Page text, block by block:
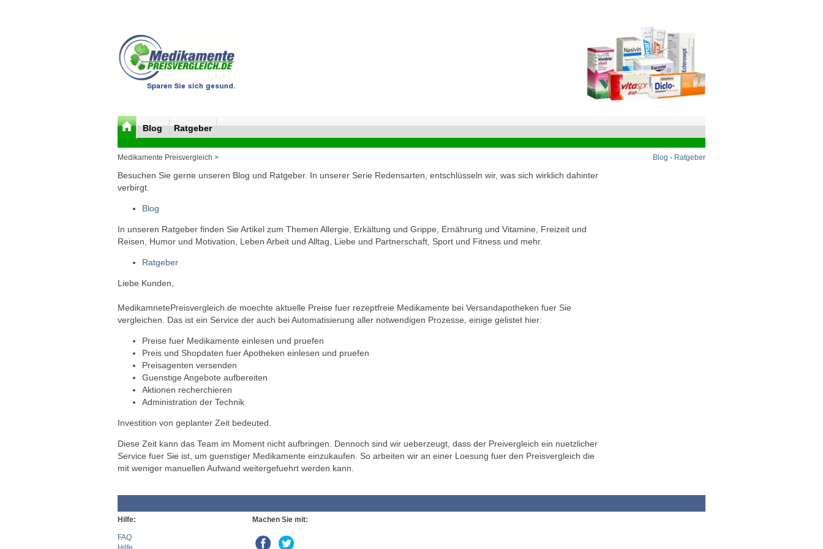
Blog Ratgeber
Medikamente Preisvergleich > Blog - Ratgeber
Besuchen Sie gerne unseren Blog und Ratgeber. In unserer Serie Redensarten, entschlüsseln wir, was sich wirklich dahinter
verbirgt.
Blog
In unseren Ratgeber finden Sie Artikel zum Themen Allergie, Erkältung und Grippe, Ernährung und Vitamine, Freizeit und
Reisen, Humor und Motivation, Leben Arbeit und Alltag, Liebe und Partnerschaft, Sport und Fitness und mehr.
Ratgeber
Liebe Kunden,
MedikamnetePreisvergleich.de moechte aktuelle Preise fuer rezeptfreie Medikamente bei Versandapotheken fuer Sie
vergleichen. Das ist ein Service der auch bei Automatisierung aller notwendigen Prozesse, einige gelistet hier:
Preise fuer Medikamente einlesen und pruefen
Preis und Shopdaten fuer Apotheken einlesen und pruefen
Preisagenten versenden
Guenstige Angebote aufbereiten
Aktionen recherchieren
Administration der Technik
Investition von geplanter Zeit bedeuted.
Diese Zeit kann das Team im Moment nicht aufbringen. Dennoch sind wir ueberzeugt, dass der Preivergleich ein nuetzlicher
Service fuer Sie ist, um guenstiger Medikamente einzukaufen. So arbeiten wir an einer Loesung fuer den Preisvergleich die
mit weniger manuellen Aufwand weitergefuehrt werden kann.
Hilfe:
FAQ
Machen Sie mit: